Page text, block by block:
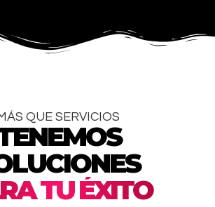
QUE SERVICIOS
TU ÉXITO